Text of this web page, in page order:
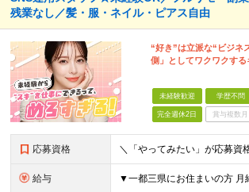
残業なし／髪・服・ネイル・ピアス自由
“好き”は立派な“ビジネ
側」としてワクワクす
未経験歓迎 学歴不問
完全週休2日 賞与複数月
応募資格
給与